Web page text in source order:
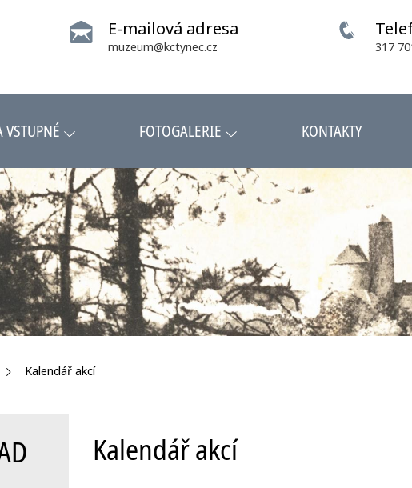
FOTOGALERIE KONTAKTY
E-mailová adresa
muzeum@kctynec.cz 317
Kalendář akcí
Kalendář akcí